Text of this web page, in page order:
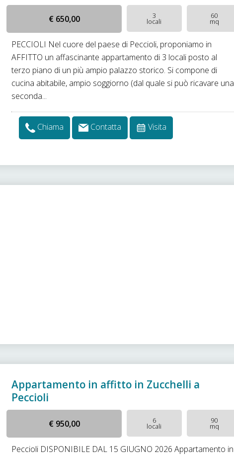
€ 650,00 3
locali
60
mq
PECCIOLI Nel cuore del paese di Peccioli, proponiamo in
AFFITTO un affascinante appartamento di 3 locali posto al
terzo piano di un più ampio palazzo storico. Si compone di
cucina abitabile, ampio soggiorno (dal quale si può ricavare una
seconda...
Chiama Contatta Visita
Appartamento in affitto in Zucchelli a
Peccioli
€ 950,00 6
locali
90
mq
Peccioli DISPONIBILE DAL 15 GIUGNO 2026 Appartamento in